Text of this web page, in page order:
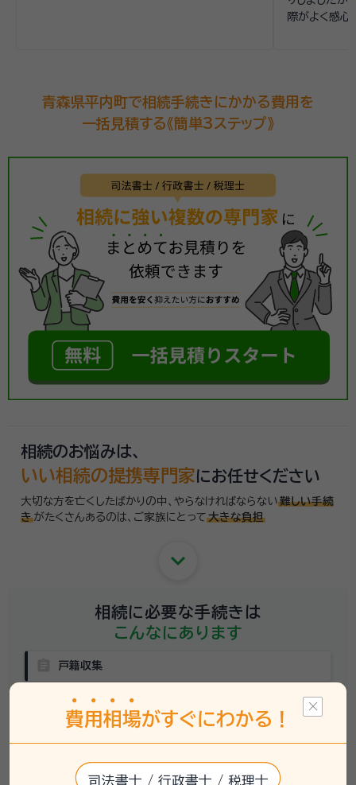
際がよく感心
青森県平内町で相続手続きにかかる費用を
一括見積する《簡単3ステップ》
相続のお悩みは、
いい相続の提携専門家にお任せください
大切な方を亡くしたばかりの中、やらなければならない 難しい手続
き がたくさんあるのは、 ご家族にとって 大きな負担
keyboard_arrow_down
相続に必要な手続きは
こんなにあります
戸籍収集
相続関係説明図の作成
金融機関の残高証明書取得
費用 相場がすぐにわかる！
司法書士 / 行政書士 / 税理士